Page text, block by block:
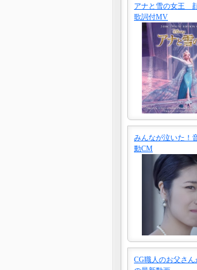
アナと雪の女王
歌詞付MV
みんなが泣いた！
動CM
CG職人のお父さ